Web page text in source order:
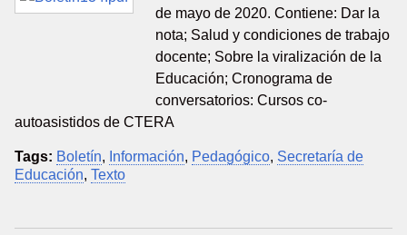
de mayo de 2020. Contiene: Dar la
nota; Salud y condiciones de trabajo
docente; Sobre la viralización de la
Educación; Cronograma de
conversatorios: Cursos co-
autoasistidos de CTERA
Tags: Boletín, Información, Pedagógico, Secretaría de
Educación, Texto